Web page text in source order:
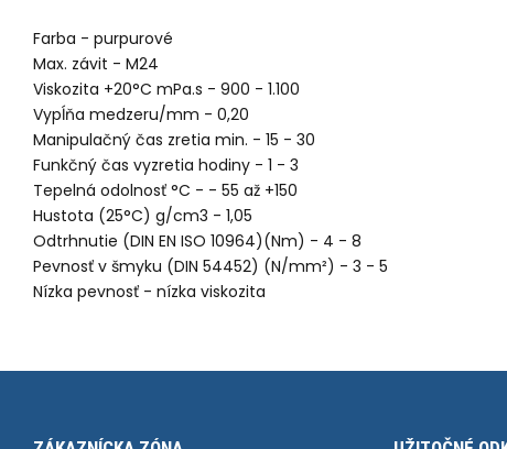
Farba - purpurové
Max. závit - M24
Viskozita +20°C mPa.s - 900 - 1.100
Vypĺňa medzeru/mm - 0,20
Manipulačný čas zretia min. - 15 - 30
Funkčný čas vyzretia hodiny - 1 - 3
Tepelná odolnosť °C - - 55 až +150
Hustota (25°C) g/cm3 - 1,05
Odtrhnutie (DIN EN ISO 10964)(Nm) - 4 - 8
Pevnosť v šmyku (DIN 54452) (N/mm²) - 3 - 5
Nízka pevnosť - nízka viskozita